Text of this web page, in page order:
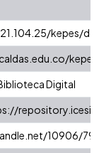
kepes/
Digital
10906/